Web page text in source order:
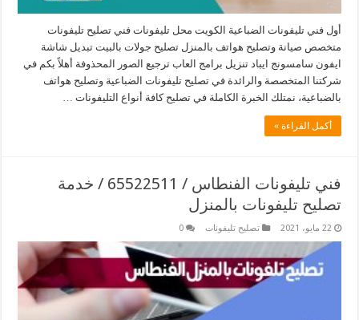
أول فني تليفونات الضباعية الكويت محل تليفونات فني تصليح تليفونات
متخصص صيانة وتصليح هواتف بالمنزل تصليح جولات بالبيت تبديل شاشة
ايفون سامسونج ايباد تنزيل برامج العاب ترجيع الصور المحذوفة أهلاً بكم في
شركتنا المتخصصة والرائدة في تصليح تليفونات الضباعية وتصليح هواتف
بالضباعية، نمتلك الخبرة الكاملة في تصليح كافة أنواع التليفونات …
أكمل القراءة »
فني تليفونات الفنطاس / 65522511 / خدمة
تصليح تليفونات بالمنزل
22 مايو، 2021 تصليح تليفونات 0